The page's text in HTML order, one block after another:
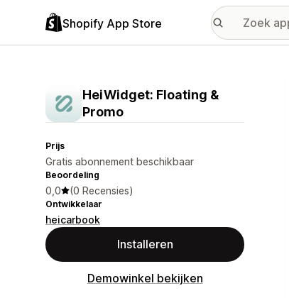
Shopify App Store
HeiWidget: Floating &
Promo
Prijs
Gratis abonnement beschikbaar
Beoordeling
0,0 (0 Recensies)
Ontwikkelaar
heicarbook
Installeren
Demowinkel bekijken